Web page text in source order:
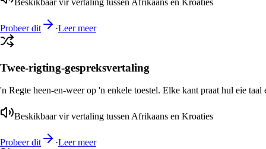
Beskikbaar vir vertaling tussen Afrikaans en Kroaties
Probeer dit ·Leer meer
Twee-rigting-gespreksvertaling
'n Regte heen-en-weer op 'n enkele toestel. Elke kant praat hul eie taal
Beskikbaar vir vertaling tussen Afrikaans en Kroaties
Probeer dit ·Leer meer